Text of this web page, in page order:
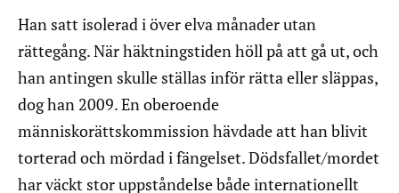
Han satt isolerad i över elva månader utan
rättegång. När häktningstiden höll på att gå ut, och
han antingen skulle ställas inför rätta eller släppas,
dog han 2009. En oberoende
människorättskommission hävdade att han blivit
torterad och mördad i fängelset. Dödsfallet/mordet
har väckt stor uppståndelse både internationellt